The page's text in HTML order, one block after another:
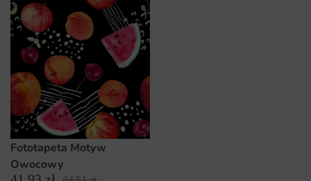
Fototapeta Motyw
Owocowy